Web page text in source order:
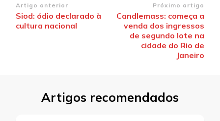
Navegação
de
Artigo anterior
Siod: ódio declarado à
cultura nacional
Próximo artigo
Candlemass: começa a
venda dos ingressos
de segundo lote na
cidade do Rio de
Janeiro
Artigos recomendados